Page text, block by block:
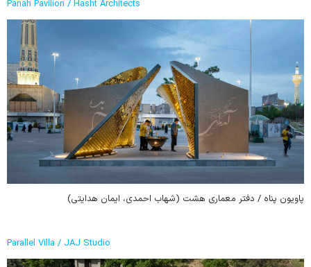
Panah Pavilion / Hasht Architects
پاویون پناه / دفتر معماری هشت (شهاب احمدی، ایمان هدایتی)
Parallel Villa / JAJ Studio